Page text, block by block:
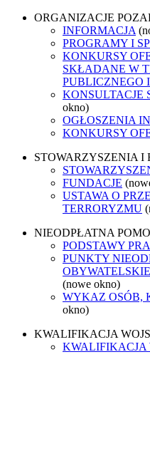
ORGANIZACJE
INFORMACJA
PROGRAMY I
KONKURSY
SKŁADANE W
PUBLICZNEGO
KONSULTACJE
okno)
OGŁOSZENIA
KONKURSY
STOWARZYSZENIA I
FUNDACJE
USTAWA O
TERRORYZMU
NIEODPŁATNA
PODSTAWY
PUNKTY
(nowe okno)
WYKAZ OSÓB,
okno)
KWALIFIKACJA
KWALIFIKACJA